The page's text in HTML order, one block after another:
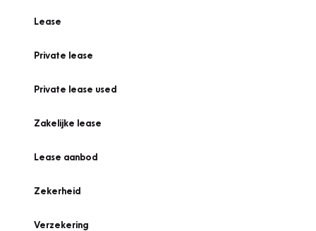
Lease
Private lease
Private lease used
Zakelijke lease
Lease aanbod
Zekerheid
Verzekering